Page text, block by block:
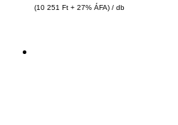
(10 251 Ft + 27% ÁFA) / db